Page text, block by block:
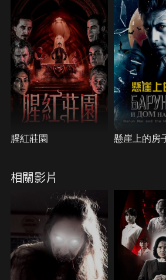
能解開謎團，也可能將他徹底逼入瘋
腥紅莊園 懸崖上的房
相關影片